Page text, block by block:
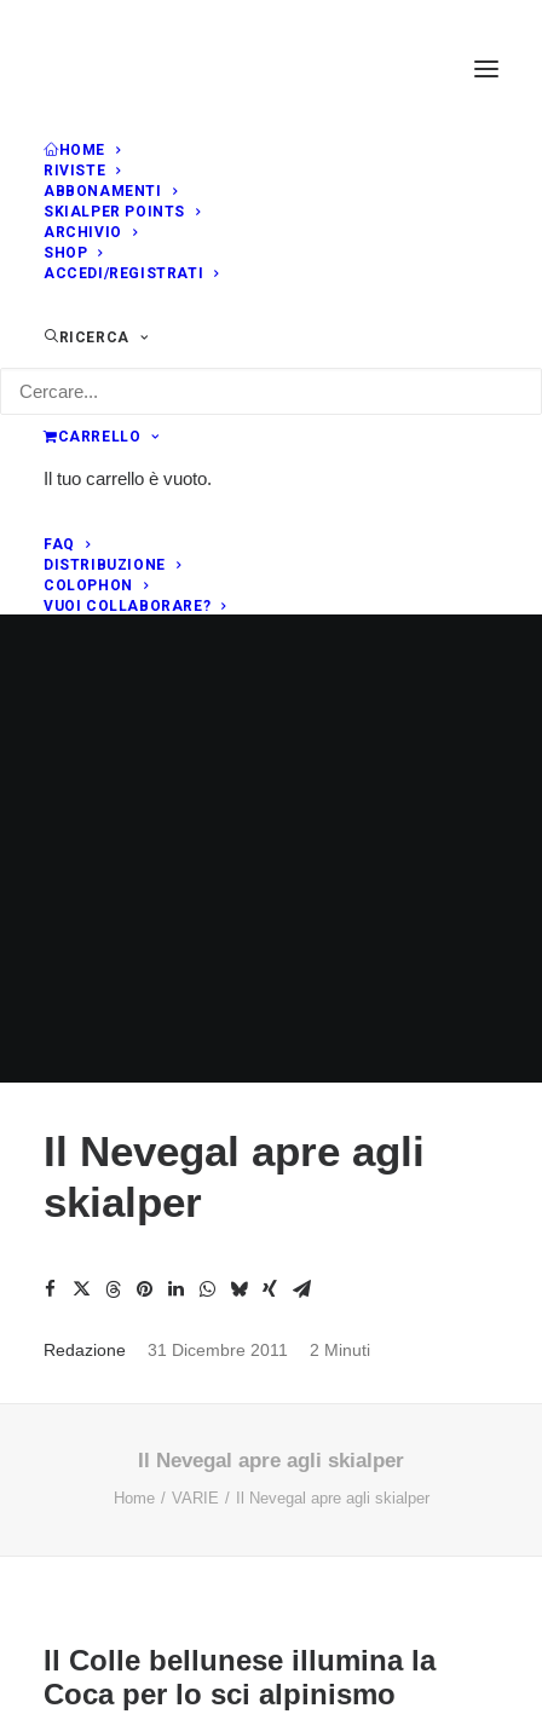
HOME
RIVISTE
ABBONAMENTI
SKIALPER POINTS
ARCHIVIO
SHOP
ACCEDI/REGISTRATI
RICERCA
CARRELLO
Il tuo carrello è vuoto.
FAQ
DISTRIBUZIONE
COLOPHON
VUOI COLLABORARE?
Il Nevegal apre agli
skialper
Redazione 31 Dicembre 2011 2 Minuti
Il Nevegal apre agli skialper
Home VARIE Il Nevegal apre agli skialper
Il Colle bellunese illumina la
Coca per lo sci alpinismo